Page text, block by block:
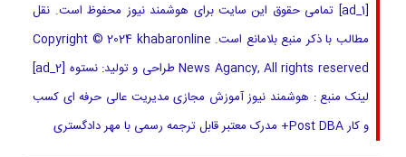
[ad_1] تمامی حقوق این سایت برای هوشمند نیوز محفوظ است. نقل
مطالب با ذکر منبع بلامانع است. Copyright © 2024 khabaronline
News Agancy, All rights reserved طراحی و تولید: نستوه [ad_2]
لینک منبع : هوشمند نیوز آموزش مجازی مدیریت عالی حرفه ای کسب
و کار Post DBA+ مدرک معتبر قابل ترجمه رسمی با مهر دادگستری